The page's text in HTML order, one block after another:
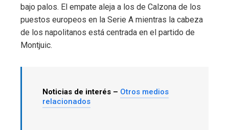
bajo palos. El empate aleja a los de Calzona de los
puestos europeos en la Serie A mientras la cabeza
de los napolitanos está centrada en el partido de
Montjuic.
Noticias de interés – Otros medios
relacionados